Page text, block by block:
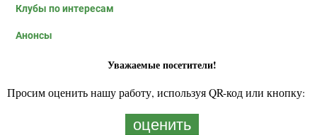
Клубы по интересам
Анонсы
Уважаемые посетители!
Просим оценить нашу работу, используя QR-код или кнопку:
оценить